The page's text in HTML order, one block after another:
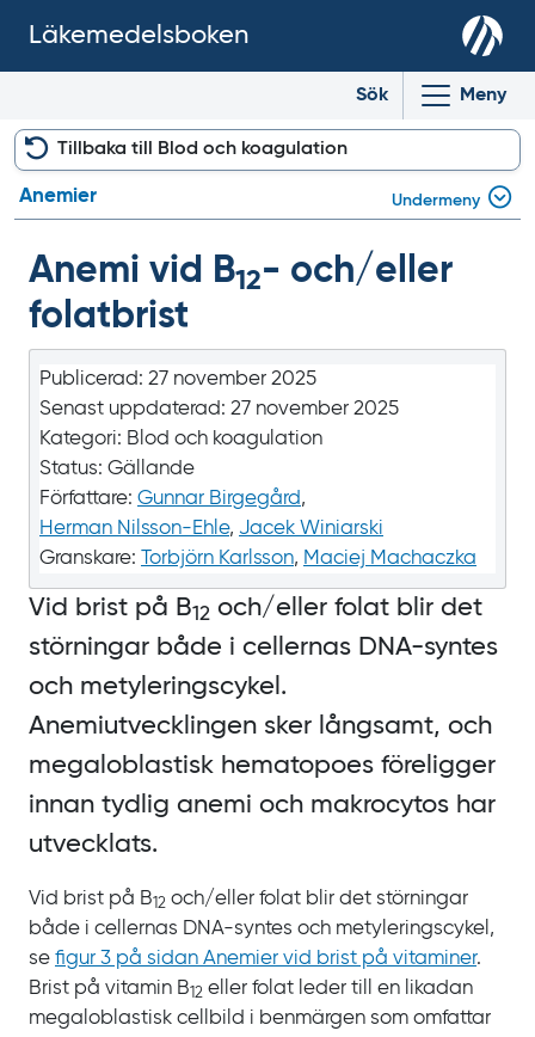
Läkemedelsboken
Sök Meny
Anemi vid B12- och/eller
folatbrist
Publicerad: 27 november 2025
Senast uppdaterad: 27 november 2025
Kategori: Blod och koagulation
Status: Gällande
Författare: Gunnar Birgegård,
Herman Nilsson-Ehle, Jacek Winiarski
Granskare: Torbjörn Karlsson, Maciej Machaczka
Vid brist på B12 och/eller folat blir det
störningar både i cellernas DNA‍-‍syntes
och metyleringscykel.
Anemiutvecklingen sker långsamt, och
megaloblastisk hematopoes föreligger
innan tydlig anemi och makrocytos har
utvecklats.
Vid brist på B 12 och/eller folat blir det störningar
både i cellernas DNA‍-‍syntes och metyleringscykel,
se figur 3 på sidan Anemier vid brist på vitaminer.
Brist på vitamin B 12 eller folat leder till en likadan
megaloblastisk cellbild i benmärgen som omfattar
Tillbaka till Blod och koagulation
Anemier Undermeny